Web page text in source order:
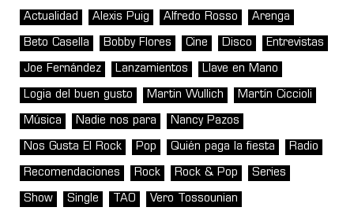
Actualidad Alexis Puig Alfredo Rosso Arenga
Beto Casella Bobby Flores Cine Disco Entrevistas
Joe Fernández Lanzamientos Llave en Mano
Logia del buen gusto Martin Wullich Martín Ciccioli
Música Nadie nos para Nancy Pazos
Nos Gusta El Rock Pop Quién paga la fiesta Radio
Recomendaciones Rock Rock & Pop Series
Show Single TAO Vero Tossounian